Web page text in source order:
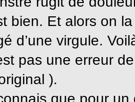
bien. Et alors on
d’une virgule.
pas une erreur
).
que pour